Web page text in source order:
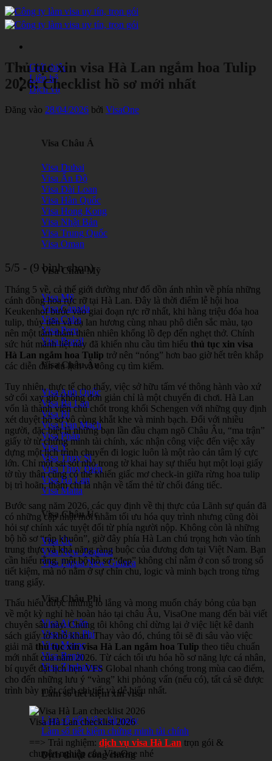
Bỏ
qua
nội
Giới thiệu
Liên hệ
Dịch vụ
Visa Châu Á
Visa Dubai
Visa Ấn Độ
Visa Đài Loan
Visa Hàn Quốc
Visa Hong Kong
Visa Nhật Bản
Visa Trung Quốc
Visa Oman
Visa Châu Mỹ
Visa Mỹ
Visa Canada
Visa Cuba
Visa Peru
Visa Brazil
Visa Châu Âu
Visa Anh Quốc
Visa Ba Lan
Visa Bỉ
Visa Đan Mạch
Visa Pháp
Visa Ý
Visa Thụy Sĩ
Visa Thụy Điển
Visa Hà Lan
Visa Malta
Visa Châu Úc
Visa Úc
Visa New Zealand
Visa Papua New Guinea
Visa Châu Phi
Visa Ai Cập
Visa Nam Phi
Visa Maroc
Visa Benin
Visa Zimbabwe
Làm số tiết kiệm xin visa
Làm sổ tiết kiệm lùi ngày
Làm sổ tiết kiệm chứng minh tài chính
Dịch thuật công chứng
Thủ tục xin visa Hà Lan ngắm hoa Tulip
2026: Checklist hồ sơ mới nhất
Đăng vào 28/04/2026 bởi VisaOne
5/5 - (9 bình chọn)
Tháng 5 về, cả thế giới dường như đổ dồn ánh nhìn về phía những
cánh đồng hoa rực rỡ tại Hà Lan. Đây là thời điểm lễ hội hoa
Keukenhof bước vào giai đoạn rực rỡ nhất, khi hàng triệu đóa hoa
tulip, thủy tiên và dạ lan hương cùng nhau phô diễn sắc màu, tạo
nên một tấm thảm thiên nhiên khổng lồ đẹp đến nghẹt thở. Chính
sức hút mãnh liệt này đã khiến nhu cầu tìm hiểu thủ tục xin visa
Hà Lan ngắm hoa Tulip trở nên “nóng” hơn bao giờ hết trên khắp
các diễn đàn du lịch và công cụ tìm kiếm.
Tuy nhiên, thực tế cho thấy, việc sở hữu tấm vé thông hành vào xứ
sở cối xay gió không đơn giản chỉ là một chuyến đi chơi. Hà Lan
vốn là thành viên chủ chốt trong khối Schengen với những quy định
xét duyệt hồ sơ vô cùng khắt khe và minh bạch. Đối với nhiều
người, đặc biệt là những bạn lần đầu chạm ngõ Châu Âu, “ma trận”
giấy tờ từ chứng minh tài chính, xác nhận công việc đến việc xây
dựng một lịch trình chuyến đi logic luôn là một rào cản tâm lý cực
lớn. Chỉ một sai sót nhỏ trong tờ khai hay sự thiếu hụt một loại giấy
tờ tùy thân cũng có thể khiến giấc mơ check-in giữa rừng hoa tulip
bị trì hoãn, thậm chí là nhận về tấm thẻ từ chối đáng tiếc.
Bước sang năm 2026, các quy định về thị thực của Lãnh sự quán đã
có những cập nhật mới nhằm tối ưu hóa quy trình nhưng cũng đòi
hỏi sự chính xác tuyệt đối từ phía người nộp. Không còn là những
bộ hồ sơ “rập khuôn”, giờ đây phía Hà Lan chú trọng hơn vào tính
trung thực và khả năng ràng buộc của đương đơn tại Việt Nam. Bạn
cần hiểu rằng, một bộ hồ sơ “đẹp” không chỉ nằm ở con số trong sổ
tiết kiệm, mà nó nằm ở sự chỉn chu, logic và minh bạch trong từng
trang giấy.
Thấu hiểu được những lo lắng và mong muốn cháy bỏng của bạn
về một kỳ nghỉ hè hoàn hảo tại châu Âu, VisaOne mang đến bài viết
chuyên sâu này. Chúng tôi không chỉ dừng lại ở việc liệt kê danh
sách giấy tờ khô khan. Thay vào đó, chúng tôi sẽ đi sâu vào việc
giải mã thủ tục xin visa Hà Lan ngắm hoa Tulip theo tiêu chuẩn
mới nhất của năm 2026. Từ cách tối ưu hóa hồ sơ năng lực cá nhân,
bí quyết đặt lịch hẹn VFS Global nhanh chóng trong mùa cao điểm,
cho đến những lưu ý “vàng” khi phỏng vấn (nếu có), tất cả sẽ được
trình bày một cách chi tiết và dễ hiểu nhất.
Visa Hà Lan checklist 2026
==> Trải nghiệm: dịch vụ visa Hà Lan trọn gói &
chuyên nghiệp của VisaOne nhé